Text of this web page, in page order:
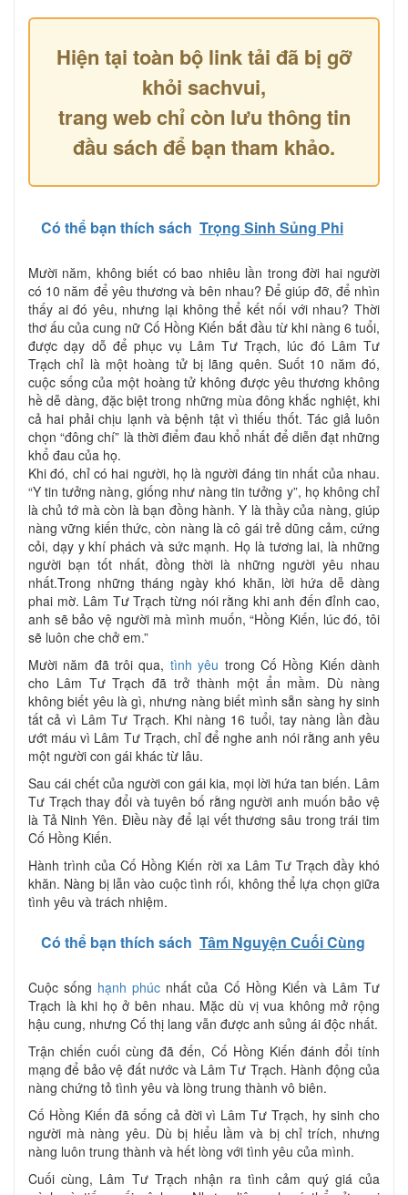
Hiện tại toàn bộ link tải đã bị gỡ
khỏi sachvui,
trang web chỉ còn lưu thông tin
đầu sách để bạn tham khảo.
Có thể bạn thích sách Trọng Sinh Sủng Phi
Mười năm, không biết có bao nhiêu lần trong đời hai người
có 10 năm để yêu thương và bên nhau? Để giúp đỡ, để nhìn
thấy ai đó yêu, nhưng lại không thể kết nối với nhau? Thời
thơ ấu của cung nữ Cố Hồng Kiến bắt đầu từ khi nàng 6 tuổi,
được dạy dỗ để phục vụ Lâm Tư Trạch, lúc đó Lâm Tư
Trạch chỉ là một hoàng tử bị lãng quên. Suốt 10 năm đó,
cuộc sống của một hoàng tử không được yêu thương không
hề dễ dàng, đặc biệt trong những mùa đông khắc nghiệt, khi
cả hai phải chịu lạnh và bệnh tật vì thiếu thốt. Tác giả luôn
chọn “đông chí” là thời điểm đau khổ nhất để diễn đạt những
khổ đau của họ.
Khi đó, chỉ có hai người, họ là người đáng tin nhất của nhau.
“Y tin tưởng nàng, giống như nàng tin tưởng y”, họ không chỉ
là chủ tớ mà còn là bạn đồng hành. Y là thầy của nàng, giúp
nàng vững kiến thức, còn nàng là cô gái trẻ dũng cảm, cứng
cỏi, dạy y khí phách và sức mạnh. Họ là tương lai, là những
người bạn tốt nhất, đồng thời là những người yêu nhau
nhất.Trong những tháng ngày khó khăn, lời hứa dễ dàng
phai mờ. Lâm Tư Trạch từng nói rằng khi anh đến đỉnh cao,
anh sẽ bảo vệ người mà mình muốn, “Hồng Kiến, lúc đó, tôi
sẽ luôn che chở em.”
Mười năm đã trôi qua, tình yêu trong Cố Hồng Kiến dành
cho Lâm Tư Trạch đã trở thành một ẩn mầm. Dù nàng
không biết yêu là gì, nhưng nàng biết mình sẵn sàng hy sinh
tất cả vì Lâm Tư Trạch. Khi nàng 16 tuổi, tay nàng lần đầu
ướt máu vì Lâm Tư Trạch, chỉ để nghe anh nói rằng anh yêu
một người con gái khác từ lâu.
Sau cái chết của người con gái kia, mọi lời hứa tan biến. Lâm
Tư Trạch thay đổi và tuyên bố rằng người anh muốn bảo vệ
là Tả Ninh Yên. Điều này để lại vết thương sâu trong trái tim
Cố Hồng Kiến.
Hành trình của Cố Hồng Kiến rời xa Lâm Tư Trạch đầy khó
khăn. Nàng bị lẫn vào cuộc tình rối, không thể lựa chọn giữa
tình yêu và trách nhiệm.
Có thể bạn thích sách Tâm Nguyện Cuối Cùng
Cuộc sống hạnh phúc nhất của Cố Hồng Kiến và Lâm Tư
Trạch là khi họ ở bên nhau. Mặc dù vị vua không mở rộng
hậu cung, nhưng Cố thị lang vẫn được anh sủng ái độc nhất.
Trận chiến cuối cùng đã đến, Cố Hồng Kiến đánh đổi tính
mạng để bảo vệ đất nước và Lâm Tư Trạch. Hành động của
nàng chứng tỏ tình yêu và lòng trung thành vô biên.
Cố Hồng Kiến đã sống cả đời vì Lâm Tư Trạch, hy sinh cho
người mà nàng yêu. Dù bị hiểu lầm và bị chỉ trích, nhưng
nàng luôn trung thành và hết lòng với tình yêu của mình.
Cuối cùng, Lâm Tư Trạch nhận ra tình cảm quý giá của